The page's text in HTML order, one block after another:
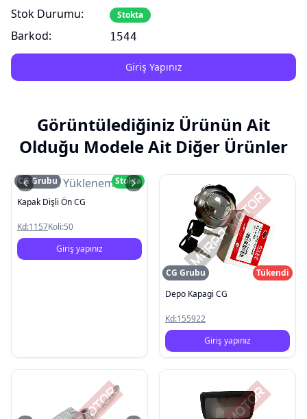
Stok Durumu:
Barkod:
Stokta
1544
Giriş Yapınız
Görüntülediğiniz Ürünün Ait
Olduğu Modele Ait Diğer Ürünler
Resim Yüklenemedi
CG Grubu
Stokta
Kapak Dişli Ön CG
Kd:1157Koli:50
Giriş yapınız
CG Grubu
Tükendi
Depo Kapagi CG
Kd:155922
Giriş yapınız